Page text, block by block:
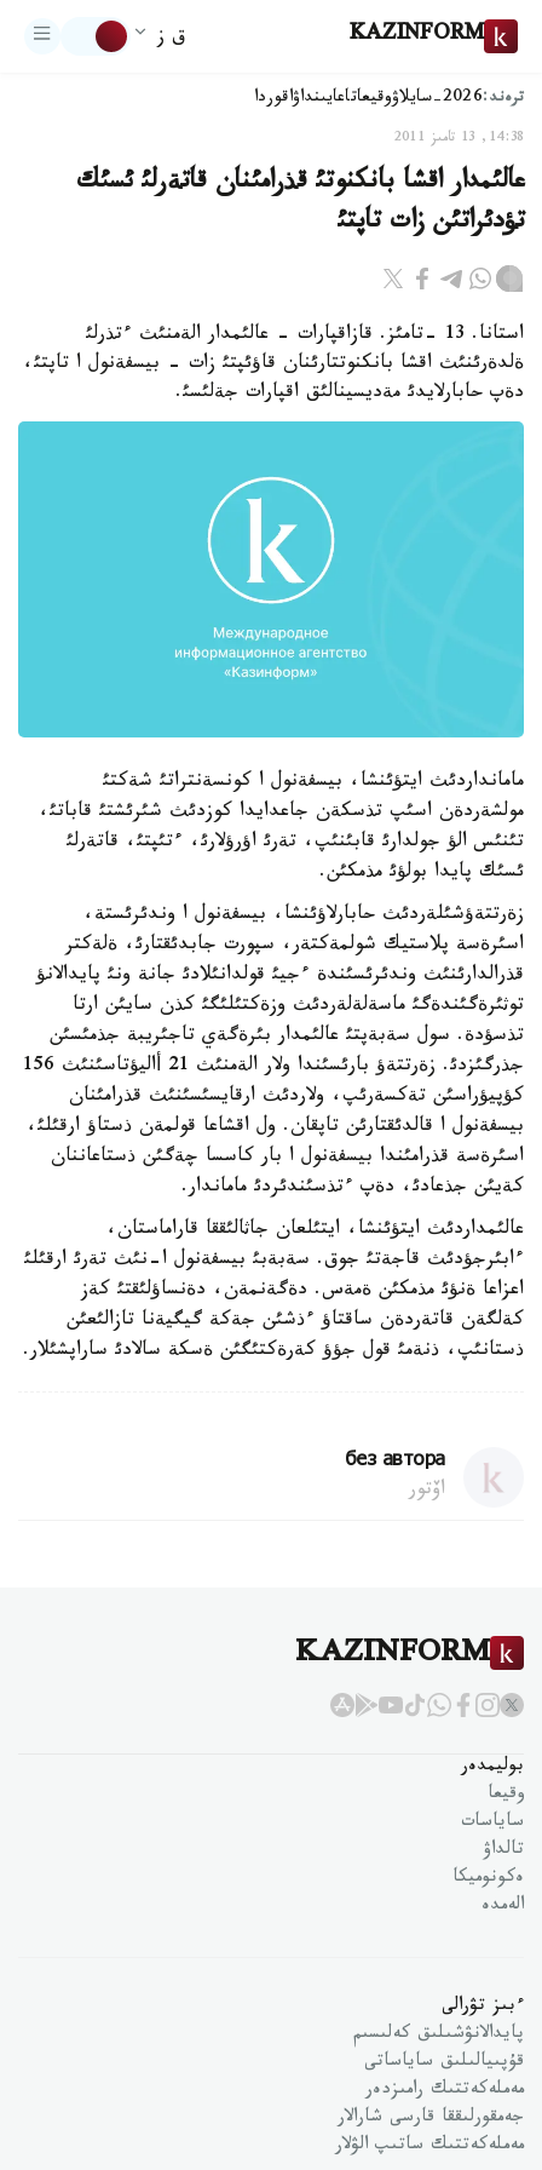
KAZINFORM ق ز
ترەند:2026-سايلاۋ وقيعاتاعايىنداۋاقوردا
14:38, 13 تامىز 2011
عالئمدار اقشا بانكنوتئ قذرامئنان قاتةرلئ ئسئك
تؤدئراتئن زات تاپتئ
استانا. 13 -تامئز. قازاقپارات - عالئمدار الةمنئث ءتذرلئ
ةلدةرئنئث اقشا بانكنوتتارئنان قاؤئپتئ زات - بيسفةنول ا تاپتئ،
دةپ حابارلايدئ مةديسينالئق اقپارات جةلئسئ.
مامانداردئث ايتؤئنشا، بيسفةنول ا كونسةنتراتئ شةكتئ
مولشةردةن اسئپ تذسكةن جاعدايدا كوزدئث شئرئشتئ قاباتئ،
تئنئس الؤ جولدارئ قابئنئپ، تةرئ اؤرؤلارئ، ءتئپتئ، قاتةرلئ
ئسئك پايدا بولؤئ مذمكئن.
زةرتتةؤشئلةردئث حابارلاؤئنشا، بيسفةنول ا وندئرئستة،
اسئرةسة پلاستيك شولمةكتةر، سپورت جابدئقتارئ، ةلةكتر
قذرالدارئنئث وندئرئسئندة ءجيئ قولدانئلادئ جانة ونئ پايدالانؤ
توثئرةگئندةگئ ماسةلةلةردئث وزةكتئلئگئ كذن سايئن ارتا
تذسؤدة. سول سةبةپتئ عالئمدار بئرةگةي تاجئريبة جذمئسئن
جذرگئزدئ. زةرتتةؤ بارئسئندا ولار الةمنئث 21 أاليؤتاسئنئث 156
كؤپيؤراسئن تةكسةرئپ، ولاردئث ارقايسئسئنئث قذرامئنان
بيسفةنول ا قالدئقتارئن تاپقان. ول اقشاعا قولمةن ذستاؤ ارقئلئ،
اسئرةسة قذرامئندا بيسفةنول ا بار كاسسا چةگئن ذستاعاننان
كةيئن جذعادئ، دةپ ءتذسئندئردئ ماماندار.
عالئمداردئث ايتؤئنشا، ايتئلعان جاثالئققا قاراماستان،
ءابئرجؤدئث قاجةتئ جوق. سةبةبئ بيسفةنول ا-نئث تةرئ ارقئلئ
اعزاعا ةنؤئ مذمكئن ةمةس. دةگةنمةن، دةنساؤلئقتئ كةز
كةلگةن قاتةردةن ساقتاؤ ءذشئن جةكة گيگيةنا تازالئعئن
ذستانئپ، ذنةمئ قول جؤؤ كةرةكتئگئن ةسكة سالادئ ساراپشئلار.
без автора
اۆتور
KAZINFORM
بوليمدەر
وقيعا
ساياسات
تالداۋ
ەكونوميكا
الەمدە
ءبىز تۋرالى
پايدالانۋشىلىق كەلىسىم
قۇپىيالىلىق ساياساتى
مەملەكەتتىك رامىزدەر
جەمقورلىققا قارسى شارالار
مەملەكەتتىك ساتىپ الۋلار